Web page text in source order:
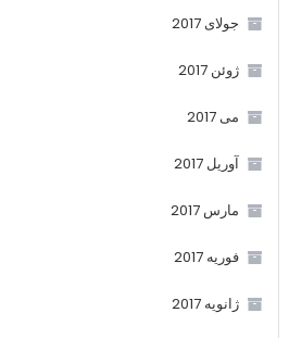
جولای 2017
ژوئن 2017
می 2017
آوریل 2017
مارس 2017
فوریه 2017
ژانویه 2017